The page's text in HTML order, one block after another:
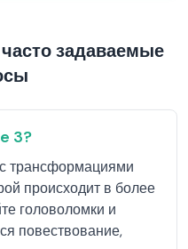
задаваемые
3?
трансформациями
происходит в более
головоломки и
повествование,